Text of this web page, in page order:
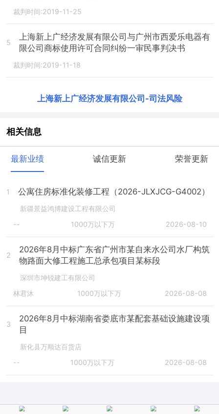
裁判时间:2019-11-25
5
上海新上广经济发展有限公司与广州市西爱乐电器有
限公司商标使用许可合同纠纷一审民事判决书
裁判时间:2019-11-18
上海新上广经济发展有限公司 -司法风险
相关信息
最新业绩 诚信更新 荣誉更新
1 公寓住房标准化装修工程（2026-JLXJCG-G4002）
新疆景益鸿博建设工程有限公司
--
1000万以下万 2026-08-10
2
2026年8月中标广东省广州市某自来水公司水厂构筑
物路面大修工程施工总承包项目某标段
深圳市坤锐建工有限公司
林君沐
1000万以下万 2026-08-08
3
2026年8月中标湖南省娄底市某配套基础设施建设项
目
新化县万顺达百货店
--
1000万以下万 2026-08-08